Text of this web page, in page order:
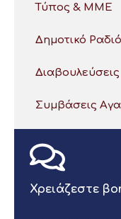
Τύπος & ΜΜΕ
Δημοτικό
Διαβουλεύσεις
Συμβάσεις
Χρειάζεστε